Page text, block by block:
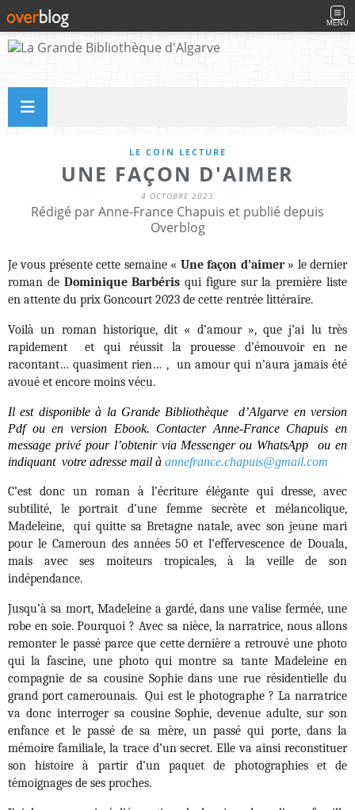
MENU
LE COIN LECTURE
UNE FAÇON D'AIMER
4 OCTOBRE 2023
Rédigé par Anne-France Chapuis et publié depuis
Overblog
Je vous présente cette semaine « Une façon d’aimer » le dernier
roman de Dominique Barbéris qui figure sur la première liste
en attente du prix Goncourt 2023 de cette rentrée littéraire.
Voilà un roman historique, dit « d’amour », que j’ai lu très
rapidement et qui réussit la prouesse d’émouvoir en ne
racontant… quasiment rien… , un amour qui n’aura jamais été
avoué et encore moins vécu.
Il est disponible à la Grande Bibliothèque d’Algarve en version
Pdf ou en version Ebook. Contacter Anne-France Chapuis en
message privé pour l’obtenir via Messenger ou WhatsApp ou en
indiquant votre adresse mail à annefrance.chapuis@gmail.com
C’est donc un roman à l’écriture élégante qui dresse, avec
subtilité, le portrait d’une femme secrète et mélancolique,
Madeleine, qui quitte sa Bretagne natale, avec son jeune mari
pour le Cameroun des années 50 et l’effervescence de Douala,
mais avec ses moiteurs tropicales, à la veille de son
indépendance.
Jusqu’à sa mort, Madeleine a gardé, dans une valise fermée, une
robe en soie. Pourquoi ? Avec sa nièce, la narratrice, nous allons
remonter le passé parce que cette dernière a retrouvé une photo
qui la fascine, une photo qui montre sa tante Madeleine en
compagnie de sa cousine Sophie dans une rue résidentielle du
grand port camerounais. Qui est le photographe ? La narratrice
va donc interroger sa cousine Sophie, devenue adulte, sur son
enfance et le passé de sa mère, un passé qui porte, dans la
mémoire familiale, la trace d’un secret. Elle va ainsi reconstituer
son histoire à partir d’un paquet de photographies et de
témoignages de ses proches.